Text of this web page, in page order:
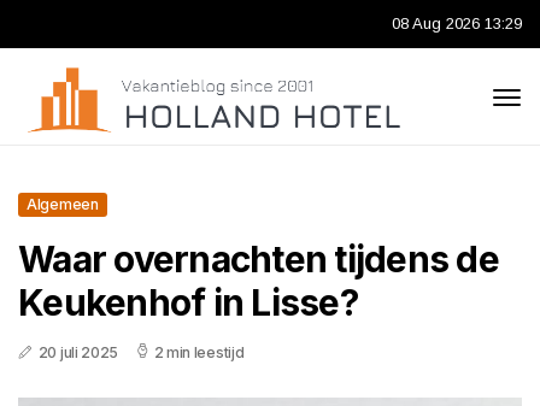
08 Aug 2026 13:29
Algemeen
Waar overnachten tijdens de
Keukenhof in Lisse?
20 juli 2025 2 min leestijd